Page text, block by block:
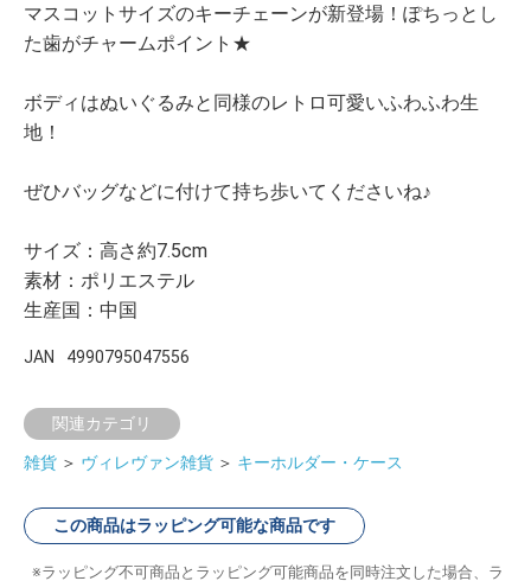
マスコットサイズのキーチェーンが新登場！ぽちっとし
た歯がチャームポイント★
ボディはぬいぐるみと同様のレトロ可愛いふわふわ生
地！
ぜひバッグなどに付けて持ち歩いてくださいね♪
サイズ：高さ約7.5cm
素材：ポリエステル
生産国：中国
JAN 4990795047556
関連カテゴリ
雑貨 ＞ ヴィレヴァン雑貨 ＞ キーホルダー・ケース
この商品はラッピング可能な商品です
ラッピング不可商品とラッピング可能商品を同時注文した場合、ラ